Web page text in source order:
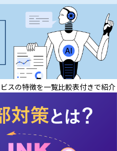
スの特徴を一覧比較表付きで紹介